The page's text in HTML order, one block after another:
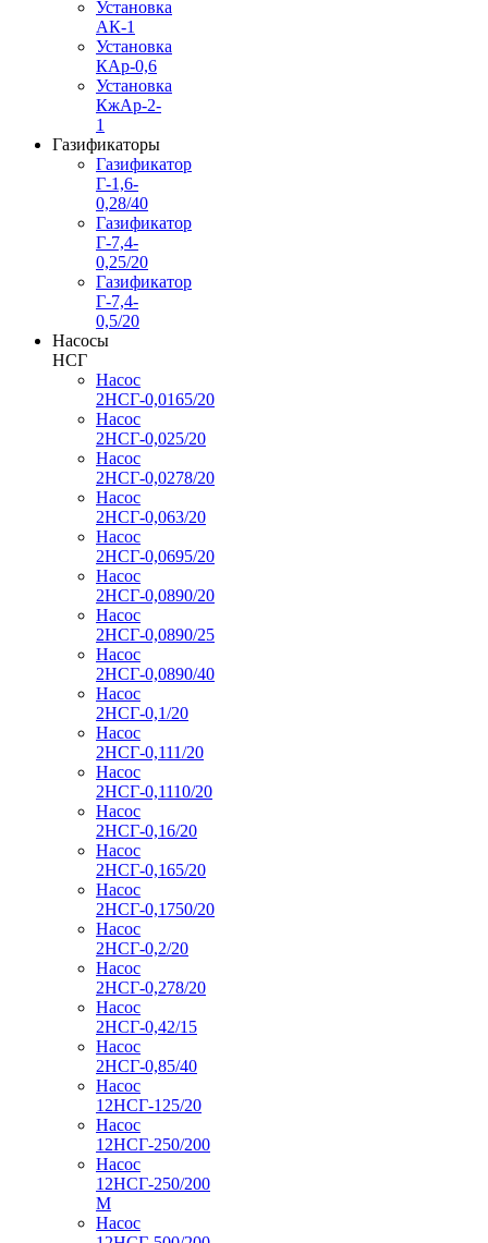
Установка
АК-1
Установка
КАр-0,6
Установка
КжАр-2-
1
Газификаторы
Газификатор
Г-1,6-
0,28/40
Газификатор
Г-7,4-
0,25/20
Газификатор
Г-7,4-
0,5/20
Насосы
НСГ
Насос
2НСГ-0,0165/20
Насос
2НСГ-0,025/20
Насос
2НСГ-0,0278/20
Насос
2НСГ-0,063/20
Насос
2НСГ-0,0695/20
Насос
2НСГ-0,0890/20
Насос
2НСГ-0,0890/25
Насос
2НСГ-0,0890/40
Насос
2НСГ-0,1/20
Насос
2НСГ-0,111/20
Насос
2НСГ-0,1110/20
Насос
2НСГ-0,16/20
Насос
2НСГ-0,165/20
Насос
2НСГ-0,1750/20
Насос
2НСГ-0,2/20
Насос
2НСГ-0,278/20
Насос
2НСГ-0,42/15
Насос
2НСГ-0,85/40
Насос
12НСГ-125/20
Насос
12НСГ-250/200
Насос
12НСГ-250/200
М
Насос